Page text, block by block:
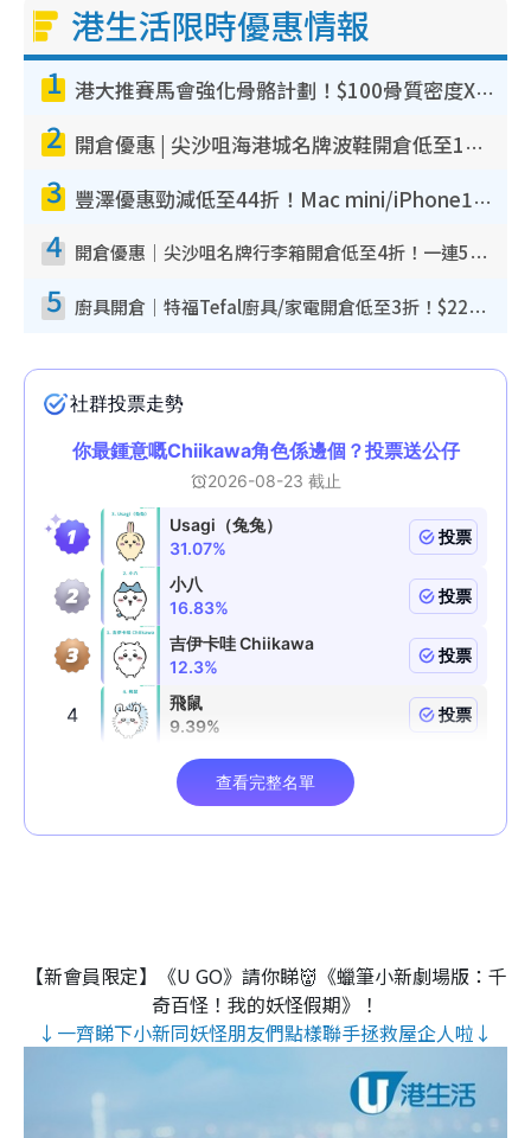
港生活限時優惠情報
1 港大推賽馬會強化骨骼計劃！$100骨質密度X光檢查 完成免費運動訓練送超市禮券！附參加資格
2 開倉優惠 | 尖沙咀海港城名牌波鞋開倉低至1折！On鞋$899起／Joy&Peace鞋履$98起
3 豐澤優惠勁減低至44折！Mac mini/iPhone17Pro大減價！廚房家電$220起
4 開倉優惠｜尖沙咀名牌行李箱開倉低至4折！一連5日 American Tourister/ace./Hallmark $200起！
5 廚具開倉｜特福Tefal廚具/家電開倉低至3折！$220起買平底鍋/炒鑊/湯煲！電飯煲/吸塵機/燙斗$418起
【新會員限定】《U GO》請你睇👹《蠟筆小新劇場版：千
奇百怪！我的妖怪假期》！
↓一齊睇下小新同妖怪朋友們點樣聯手拯救屋企人啦↓